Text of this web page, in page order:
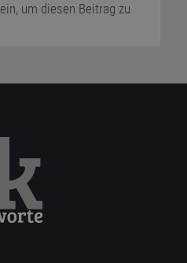
um diesen Beitrag zu